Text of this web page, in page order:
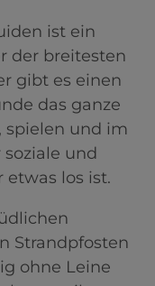
ist ein
der breitesten
gibt es einen
das ganze
spielen und im
und
los ist.
Strandpfosten
ohne Leine